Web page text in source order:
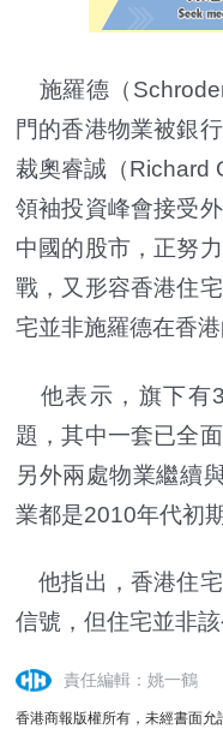
施羅德（
門的香港物業被銀
裁奧睿誠（Richard
領袖投資峰會接受
中國的股市，正努
戰，又形容香港住
宅並非施羅德在香港
他表示，旗下有
題，其中一套已全
另外兩處物業繼續
業都是2010年代初
他指出，香港住
信號，但住宅並非
責任編輯：姚一鶴
香港商報版權所有，未經書面允